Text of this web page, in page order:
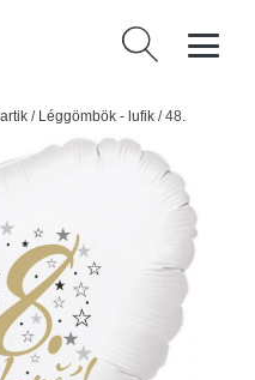
Keresés:
/ Léggömbök - lufik /48.